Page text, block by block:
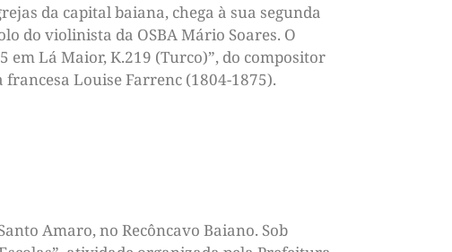
da capital baiana, chega à sua segunda
do violinista da OSBA Mário Soares. O
Lá Maior, K.219 (Turco)”, do compositor
francesa Louise Farrenc (1804-1875).
Amaro, no Recôncavo Baiano. Sob